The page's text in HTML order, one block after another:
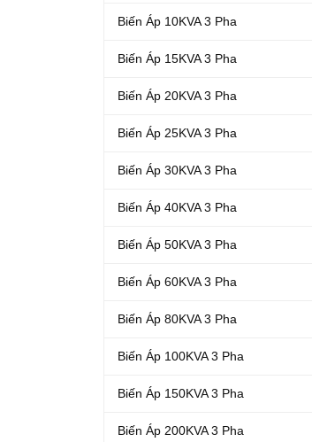
Biến Áp 10KVA 3 Pha
Biến Áp 15KVA 3 Pha
Biến Áp 20KVA 3 Pha
Biến Áp 25KVA 3 Pha
Biến Áp 30KVA 3 Pha
Biến Áp 40KVA 3 Pha
Biến Áp 50KVA 3 Pha
Biến Áp 60KVA 3 Pha
Biến Áp 80KVA 3 Pha
Biến Áp 100KVA 3 Pha
Biến Áp 150KVA 3 Pha
Biến Áp 200KVA 3 Pha